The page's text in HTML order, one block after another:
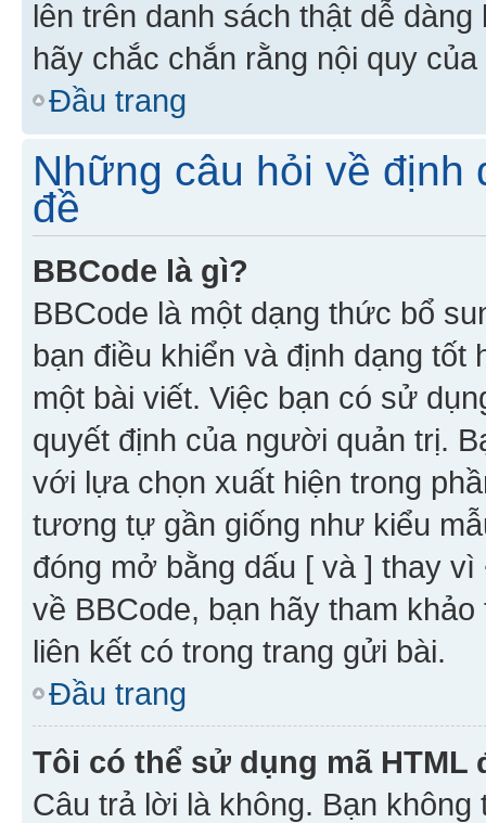
lên trên danh sách thật dễ
hãy chắc chắn rằng nội quy
Đầu trang
Những câu hỏi về định
đề
BBCode là gì?
BBCode là một dạng thức bổ
bạn điều khiển và định dạng
một bài viết. Việc bạn có sử
quyết định của người quản trị.
với lựa chọn xuất hiện trong
tương tự gần giống như kiểu
đóng mở bằng dấu [ và ] thay
về BBCode, bạn hãy tham
liên kết có trong trang gửi bài.
Đầu trang
Tôi có thể sử dụng mã
Câu trả lời là không. Bạn